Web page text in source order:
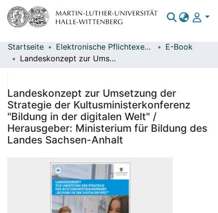
Bereiche & Sammlungen
Statistiken
Startseite Elektronische Pflichtexemplare
E-Book
Landeskonzept zur Umsetzung der Strategie der Kultusministerkonferenz "Bildung in der digitalen Welt" / Herausgeber: Ministerium für Bildung des Landes Sachsen-Anhalt
Landeskonzept zur Umsetzung der
Strategie der Kultusministerkonferenz
"Bildung in der digitalen Welt" /
Herausgeber: Ministerium für Bildung des
Landes Sachsen-Anhalt